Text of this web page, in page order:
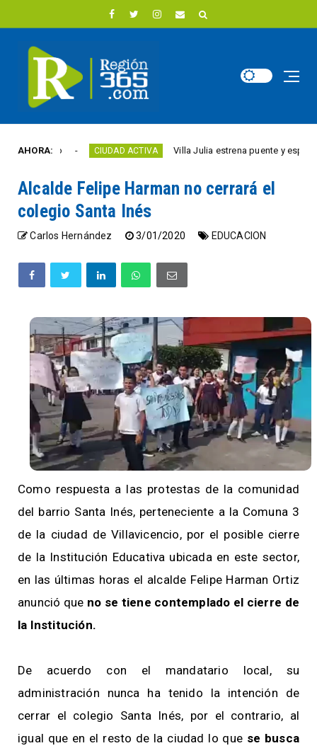
AHORA:
año CIUDAD ACTIVA Villa Julia estrena puente y espacios
Alcalde Felipe Harman no cerrará el
colegio Santa Inés
Carlos Hernández 3/01/2020 EDUCACION
Como respuesta a las protestas de la comunidad
del barrio Santa Inés, perteneciente a la Comuna 3
de la ciudad de Villavicencio, por el posible cierre
de la Institución Educativa ubicada en este sector,
en las últimas horas el alcalde Felipe Harman Ortiz
anunció que no se tiene contemplado el cierre de
la Institución.
De acuerdo con el mandatario local, su
administración nunca ha tenido la intención de
cerrar el colegio Santa Inés, por el contrario, al
igual que en el resto de la ciudad lo que se busca